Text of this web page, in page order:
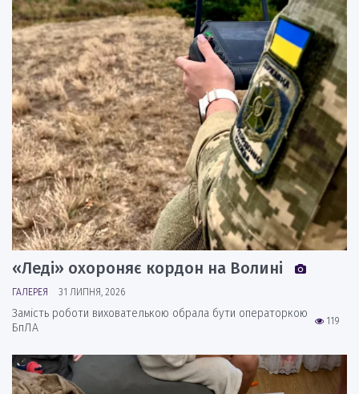
«Леді» охороняє кордон на Волині
ГАЛЕРЕЯ 31 ЛИПНЯ, 2026
119
Замість роботи вихователькою обрала бути операторкою
БпЛА